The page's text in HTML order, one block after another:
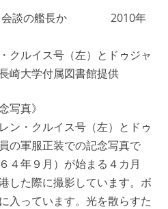
会談の艦長か 2010年
クルイス号（左）とドゥジャ
崎大学付属図書館提供
写真》
ン・クルイス号（左）とドゥ
の軍服正装での記念写真で
４年９月）が始まる４カ月
した際に撮影しています。ボ
入っています。光を散らすた